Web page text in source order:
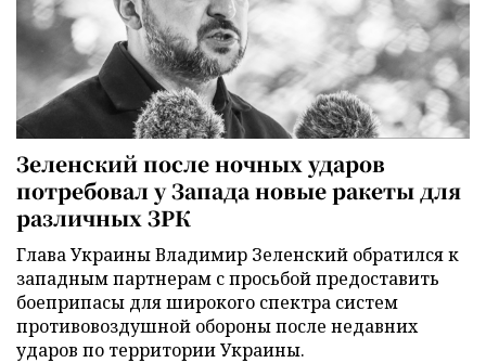
Зеленский после ночных ударов
потребовал у Запада новые ракеты для
различных ЗРК
Глава Украины Владимир Зеленский обратился к
западным партнерам с просьбой предоставить
боеприпасы для широкого спектра систем
противовоздушной обороны после недавних
ударов по территории Украины.